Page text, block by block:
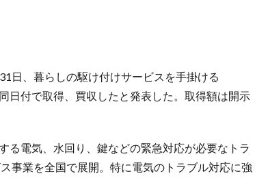
日、暮らしの駆け付けサービスを手掛ける
日付で取得、買収したと発表した。取得額は開示
る電気、水回り、鍵などの緊急対応が必要なトラ
事業を全国で展開。特に電気のトラブル対応に強